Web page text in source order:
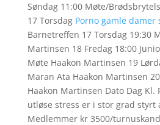
Søndag 11:00 Møte/
17 Torsdag Porno gamle damer
Barnetreffen 17 Torsdag 19:30
Martinsen 18 Fredag 18:00
Møte Haakon Martinsen 19
Maran Ata Haakon Martinsen
Haakon Martinsen Dato Dag Kl.
utløse stress er i stor grad styrt
Medlemmer kr 3500/